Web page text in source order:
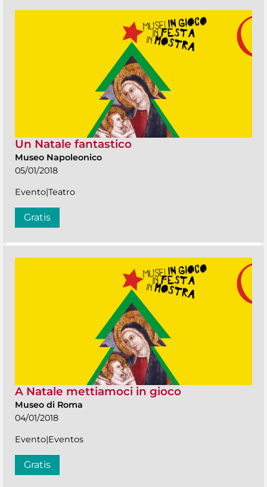
Un Natale fantastico
Museo Napoleonico
05/01/2018
Evento|Teatro
Gratis
A Natale mettiamoci in gioco
Museo di Roma
04/01/2018
Evento|Eventos
Gratis